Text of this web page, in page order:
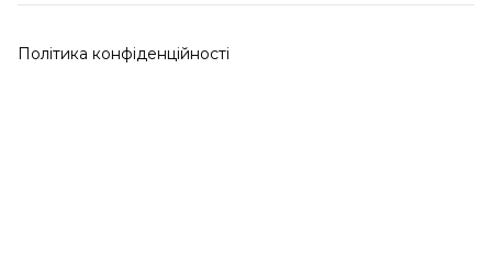
Політика конфіденційності